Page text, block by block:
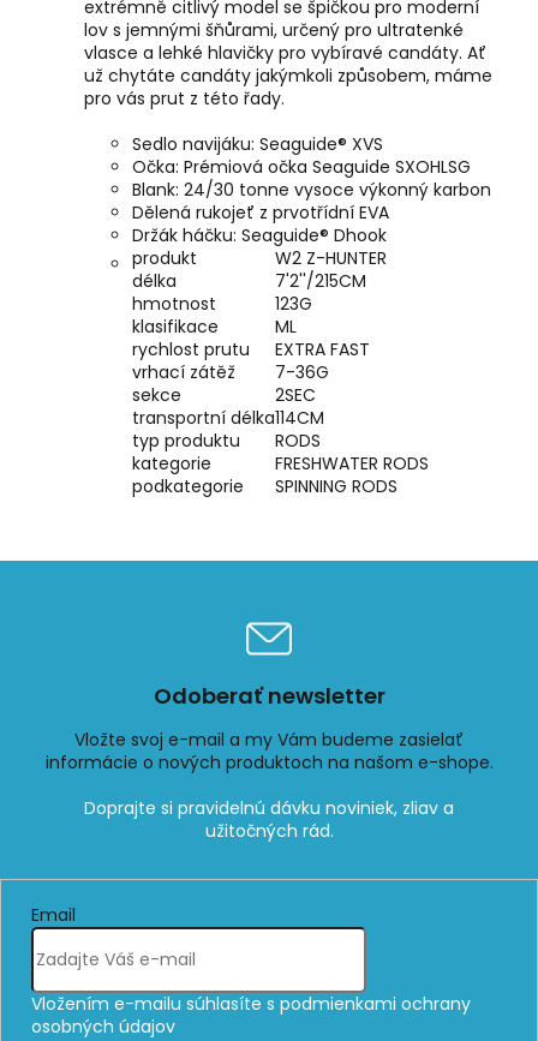
extrémně citlivý model se špičkou pro moderní
lov s jemnými šňůrami, určený pro ultratenké
vlasce a lehké hlavičky pro vybíravé candáty. Ať
už chytáte candáty jakýmkoli způsobem, máme
pro vás prut z této řady.
Sedlo navijáku: Seaguide® XVS
Očka: Prémiová očka Seaguide SXOHLSG
Blank: 24/30 tonne vysoce výkonný karbon
Dělená rukojeť z prvotřídní EVA
Držák háčku: Seaguide® Dhook
produkt
W2 Z-HUNTER
délka
7'2''/215CM
hmotnost
123G
klasifikace
ML
rychlost prutu
EXTRA FAST
vrhací zátěž
7-36G
sekce
2SEC
transportní délka114CM
typ produktu
RODS
kategorie
FRESHWATER RODS
podkategorie
SPINNING RODS
Odoberať newsletter
Vložte svoj e-mail a my Vám budeme zasielať
informácie o nových produktoch na našom e-shope.
Email
Vložením e-mailu súhlasíte s podmienkami ochrany
osobných údajov